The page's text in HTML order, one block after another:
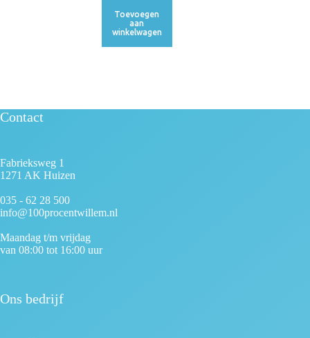
Toevoegen
aan
winkelwagen
Contact
Fabrieksweg 1
1271 AK Huizen
035 - 62 28 500
info@100procentwillem.nl
Maandag t/m vrijdag
van 08:00 tot 16:00 uur
Ons bedrijf